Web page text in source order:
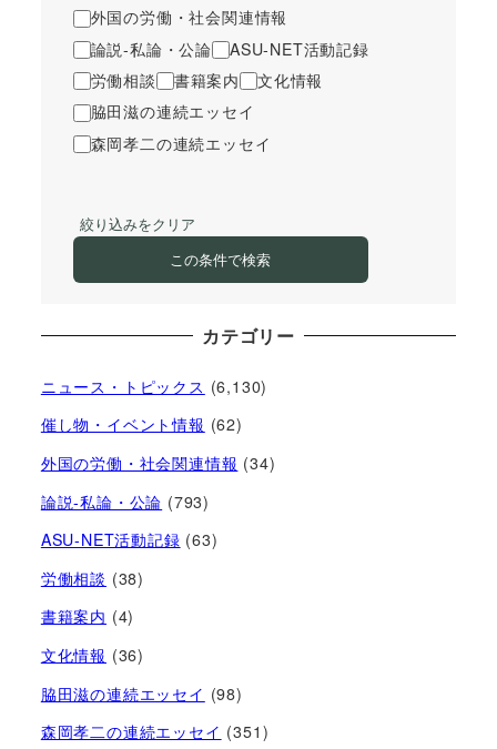
外国の労働・社会関連情報
論説-私論・公論
ASU-NET活動記録
労働相談
書籍案内
文化情報
脇田滋の連続エッセイ
森岡孝二の連続エッセイ
絞り込みをクリア
この条件で検索
カテゴリー
ニュース・トピックス (6,130)
催し物・イベント情報 (62)
外国の労働・社会関連情報 (34)
論説-私論・公論 (793)
ASU-NET活動記録 (63)
労働相談 (38)
書籍案内 (4)
文化情報 (36)
脇田滋の連続エッセイ (98)
森岡孝二の連続エッセイ (351)